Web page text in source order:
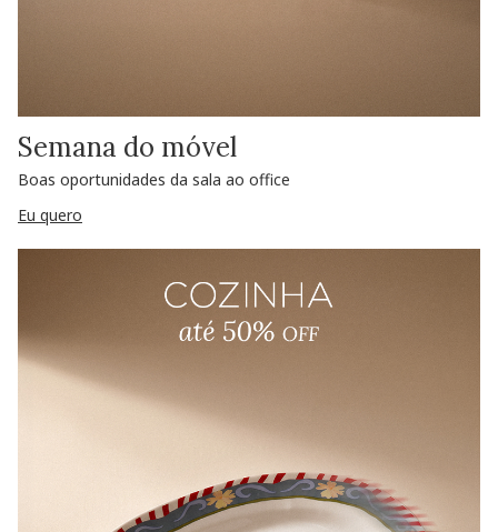
Semana do móvel
Boas oportunidades da sala ao office
Eu quero